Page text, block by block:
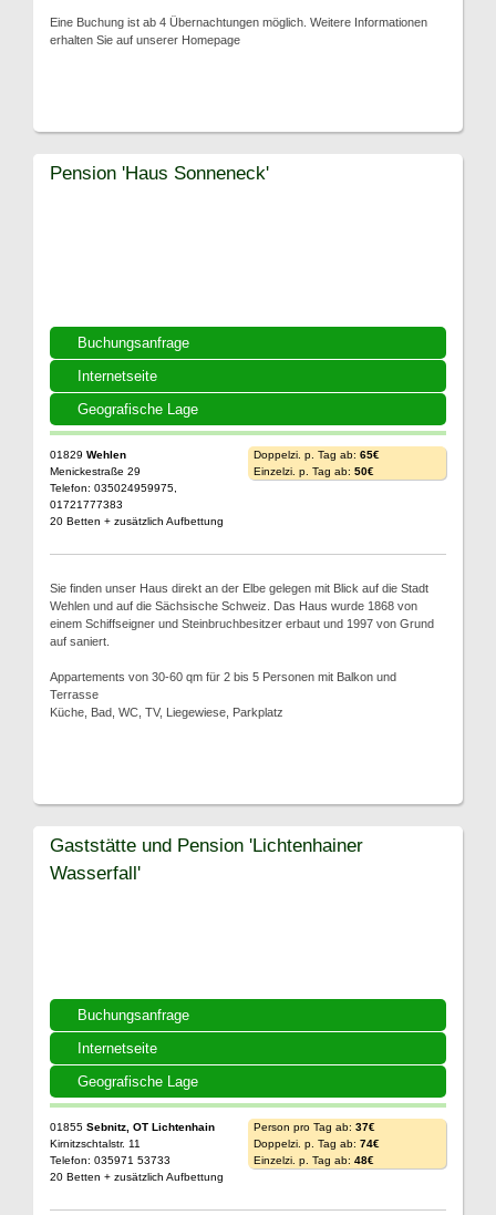
Eine Buchung ist ab 4 Übernachtungen möglich. Weitere Informationen
erhalten Sie auf unserer Homepage
Buchungsanfrage
Internetseite
Geografische Lage
Pension 'Haus Sonneneck'
01829 Wehlen
Menickestraße 29
Telefon: 035024959975,
01721777383
20 Betten + zusätzlich Aufbettung
Doppelzi. p. Tag ab: 65€
Einzelzi. p. Tag ab: 50€
Sie finden unser Haus direkt an der Elbe gelegen mit Blick auf die Stadt
Wehlen und auf die Sächsische Schweiz. Das Haus wurde 1868 von
einem Schiffseigner und Steinbruchbesitzer erbaut und 1997 von Grund
auf saniert.
Appartements von 30-60 qm für 2 bis 5 Personen mit Balkon und
Terrasse
Küche, Bad, WC, TV, Liegewiese, Parkplatz
Buchungsanfrage
Internetseite
Geografische Lage
Gaststätte und Pension 'Lichtenhainer
Wasserfall'
01855 Sebnitz, OT Lichtenhain
Kirnitzschtalstr. 11
Telefon: 035971 53733
20 Betten + zusätzlich Aufbettung
Person pro Tag ab: 37€
Doppelzi. p. Tag ab: 74€
Einzelzi. p. Tag ab: 48€